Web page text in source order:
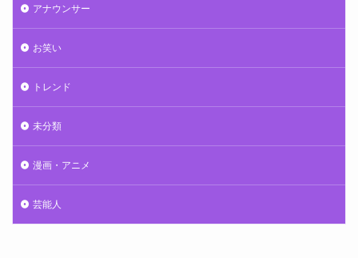
アナウンサー
お笑い
トレンド
未分類
漫画・アニメ
芸能人